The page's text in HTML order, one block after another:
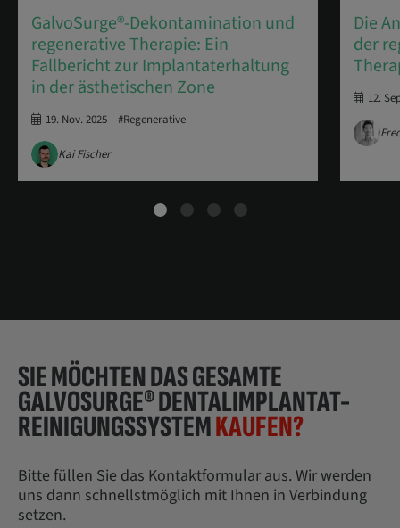
GalvoSurge®-Dekontamination und
regenerative Therapie: Ein
Fallbericht zur Implantaterhaltung
in der ästhetischen Zone
19. Nov. 2025 #Regenerative
Kai Fischer
Die
der
12.
SIE MÖCHTEN DAS GESAMTE
GALVOSURGE® DENTALIMPLANTAT-
REINIGUNGSSYSTEMKAUFEN?
Bitte füllen Sie das Kontaktformular aus. Wir werden
uns dann schnellstmöglich mit Ihnen in Verbindung
setzen.